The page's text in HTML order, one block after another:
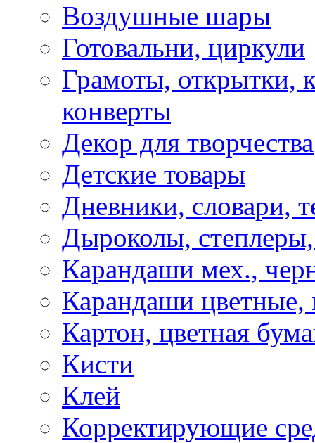
Воздушные шары
Готовальни, циркули
Грамоты, открытки,
конверты
Декор для творчества
Детские товары
Дневники, словари,
Дыроколы,
Карандаши мех.,
Карандаши цветные,
Картон, цветная
Кисти
Клей
Корректирующие